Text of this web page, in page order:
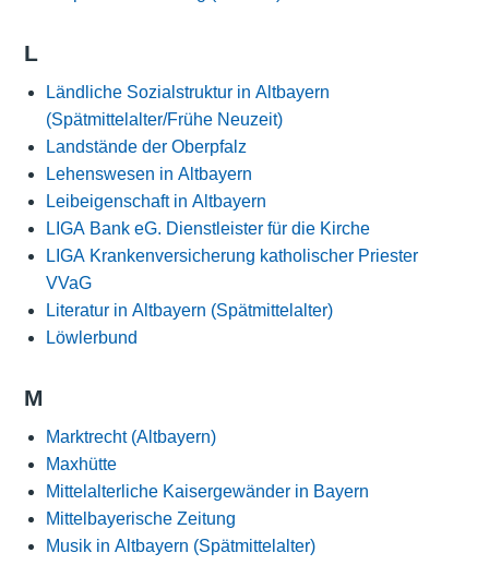
L
Ländliche Sozialstruktur in Altbayern
(Spätmittelalter/Frühe Neuzeit)
Landstände der Oberpfalz
Lehenswesen in Altbayern
Leibeigenschaft in Altbayern
LIGA Bank eG. Dienstleister für die Kirche
LIGA Krankenversicherung katholischer Priester
VVaG
Literatur in Altbayern (Spätmittelalter)
Löwlerbund
M
Marktrecht (Altbayern)
Maxhütte
Mittelalterliche Kaisergewänder in Bayern
Mittelbayerische Zeitung
Musik in Altbayern (Spätmittelalter)